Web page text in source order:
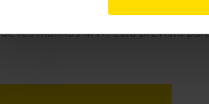
los molinos MVR está prevista